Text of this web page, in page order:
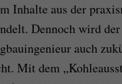
Inhalte aus der
Dennoch wird der
auch
Mit dem